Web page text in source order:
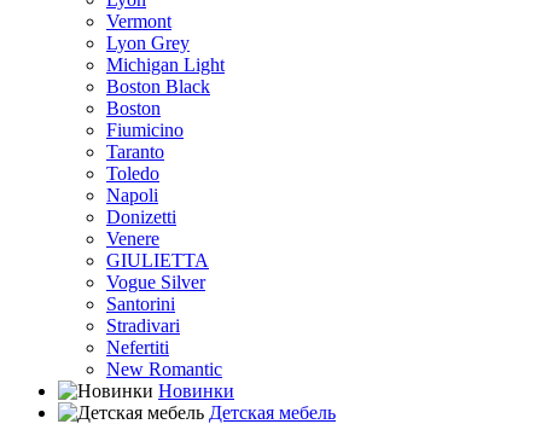
Vermont
Lyon Grey
Michigan Light
Boston Black
Boston
Fiumicino
Taranto
Toledo
Napoli
Donizetti
Venere
GIULIETTA
Vogue Silver
Santorini
Stradivari
Nefertiti
New Romantic
Новинки
Детская мебель